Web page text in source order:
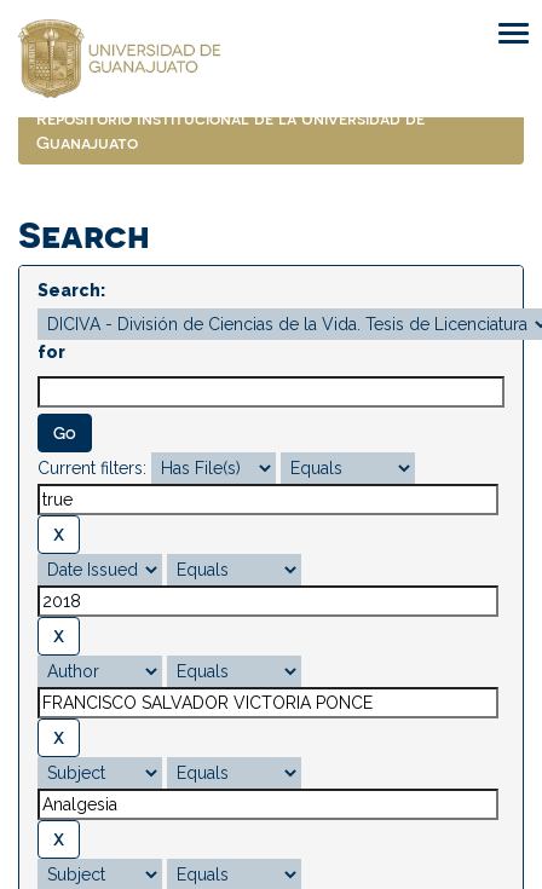
navigation
Repositorio Institucional de la Universidad de
Guanajuato
Search
Search:
for
Current filters: